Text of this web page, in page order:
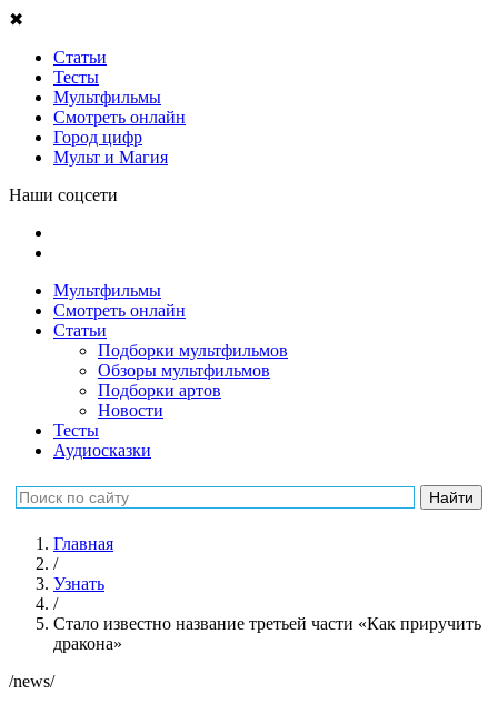
✖
Статьи
Тесты
Мультфильмы
Смотреть онлайн
Город цифр
Мульт и Магия
Наши соцсети
Мультфильмы
Смотреть онлайн
Статьи
Подборки мультфильмов
Обзоры мультфильмов
Подборки артов
Новости
Тесты
Аудиосказки
Главная
/
Узнать
/
Стало известно название третьей части «Как приручить
дракона»
/news/